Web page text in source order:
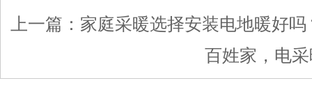
上一篇： 家庭采暖选择安装电地暖好吗
百姓家，电